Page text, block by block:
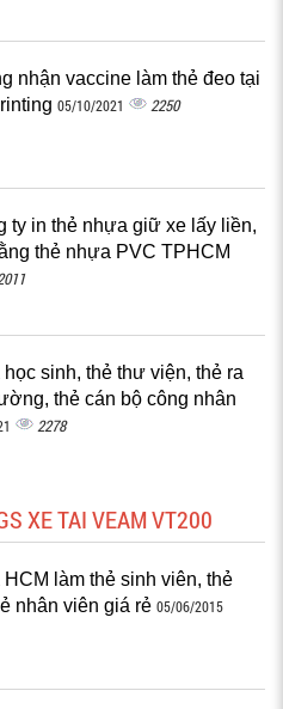
nhận vaccine làm thẻ đeo tại
05/10/2021 2250
ty in thẻ nhựa giữ xe lấy liền,
thẻ nhựa PVC TPHCM
học sinh, thẻ thư viện, thẻ ra
thẻ cán bộ công nhân
2278
XE TAI VEAM VT200
HCM làm thẻ sinh viên, thẻ
nhân viên giá rẻ 05/06/2015